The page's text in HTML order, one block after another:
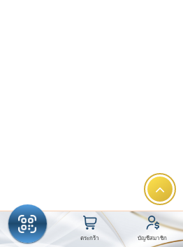
ตระกร้า บัญชีสมาชิก